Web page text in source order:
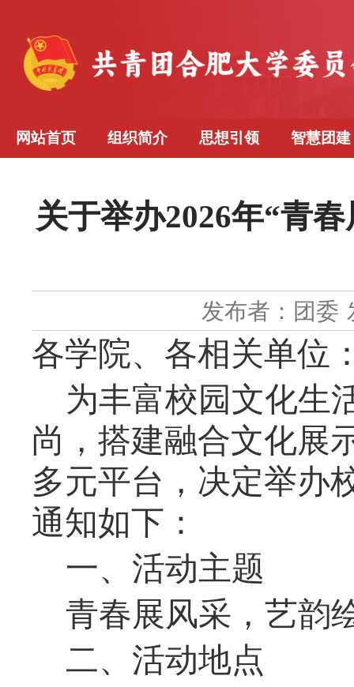
网站首页 组织简介 思想引领 智慧团建
关于举办2026年“青
发布者：团委
各学院、各相关单位
为丰富校园文化生
尚，搭建融合文化展
多元平台，决定举办
通知如下：
一、活动主题
青春展风采，艺韵
二、活动地点